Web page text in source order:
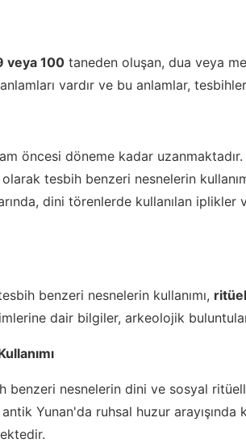
veya 100 taneden oluşan, dua veya
vardır ve bu anlamlar,
öncesi döneme kadar
tesbih benzeri nesnelerin
dini törenlerde kullanılan
benzeri nesnelerin kullanımı,
dair bilgiler, arkeolojik
benzeri nesnelerin dini ve sosyal
Yunan'da ruhsal huzur